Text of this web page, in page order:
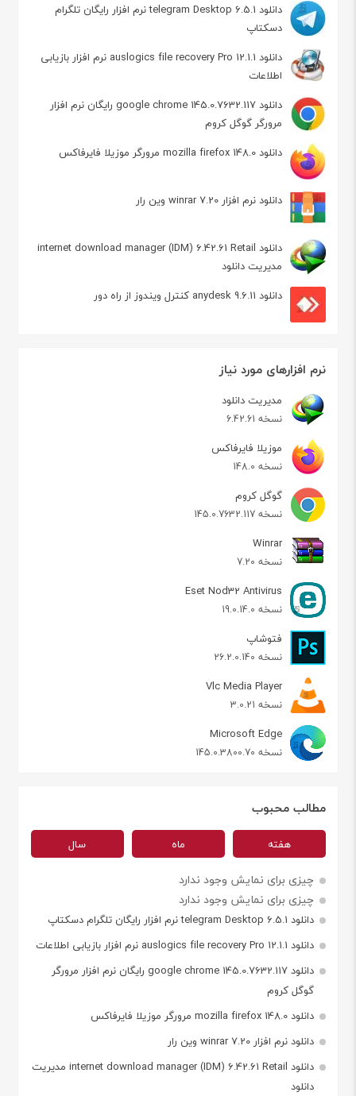
دانلود telegram Desktop 6.5.1 نرم افزار رایگان تلگرام
دسکتاپ
دانلود auslogics file recovery Pro 12.1.1 نرم افزار بازیابی
اطلاعات
دانلود google chrome 145.0.7632.117 رایگان نرم افزار
مرورگر گوگل کروم
دانلود mozilla firefox 148.0 مرورگر موزیلا فایرفاکس
دانلود نرم افزار winrar 7.20 وین رار
دانلود internet download manager (IDM) 6.42.61 Retail
مدیریت دانلود
دانلود anydesk 9.6.11 کنترل ویندوز از راه دور
نرم افزارهای مورد نیاز
مدیریت دانلود
نسخه 6.42.61
موزیلا فایرفاکس
نسخه 148.0
گوگل کروم
نسخه 145.0.7632.117
Winrar
نسخه 7.20
Eset Nod32 Antivirus
نسخه 19.0.14.0
فتوشاپ
نسخه 26.2.0.140
Vlc Media Player
نسخه 3.0.21
Microsoft Edge
نسخه 145.0.3800.70
مطالب محبوب
هفته ماه سال
چیزی برای نمایش وجود ندارد
چیزی برای نمایش وجود ندارد
دانلود telegram Desktop 6.5.1 نرم افزار رایگان تلگرام دسکتاپ
دانلود auslogics file recovery Pro 12.1.1 نرم افزار بازیابی اطلاعات
دانلود google chrome 145.0.7632.117 رایگان نرم افزار مرورگر
گوگل کروم
دانلود mozilla firefox 148.0 مرورگر موزیلا فایرفاکس
دانلود نرم افزار winrar 7.20 وین رار
دانلود internet download manager (IDM) 6.42.61 Retail مدیریت
دانلود